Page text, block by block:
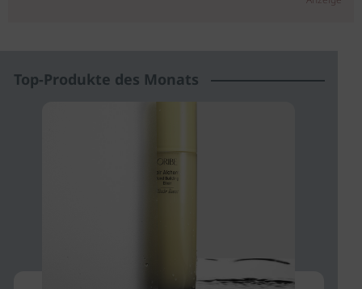
Top-Produkte des Monats